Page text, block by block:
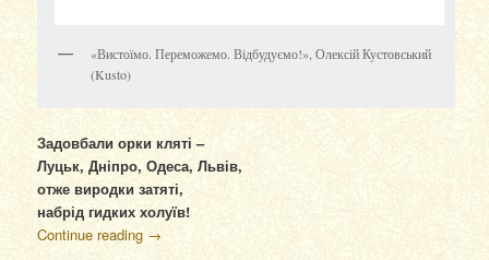
«Вистоїмо. Переможемо. Відбудуємо!», Олексій Кустовський
(Kusto)
Задовбали орки кляті –
Луцьк, Дніпро, Одеса, Львів,
отже виродки затяті,
набрід гидких холуїв!
Continue reading →